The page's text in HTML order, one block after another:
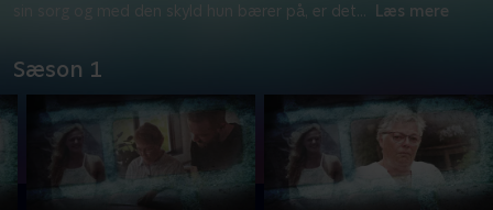
sin sorg og med den skyld hun bærer på, er det
Læs mere
Sæson 1